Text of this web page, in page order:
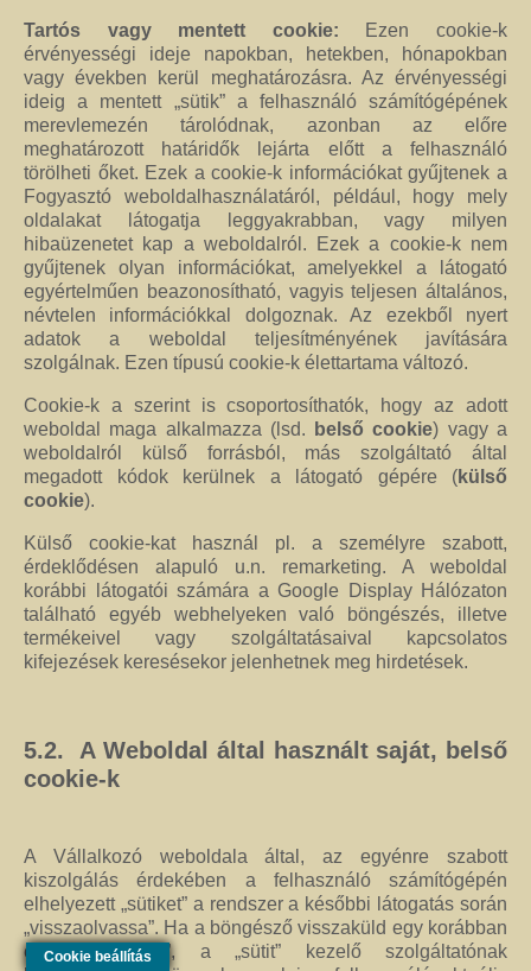
Tartós vagy mentett cookie: Ezen cookie-k
érvényességi ideje napokban, hetekben, hónapokban
vagy években kerül meghatározásra. Az érvényességi
ideig a mentett „sütik” a felhasználó számítógépének
merevlemezén tárolódnak, azonban az előre
meghatározott határidők lejárta előtt a felhasználó
törölheti őket. Ezek a cookie-k információkat gyűjtenek a
Fogyasztó weboldalhasználatáról, például, hogy mely
oldalakat látogatja leggyakrabban, vagy milyen
hibaüzenetet kap a weboldalról. Ezek a cookie-k nem
gyűjtenek olyan információkat, amelyekkel a látogató
egyértelműen beazonosítható, vagyis teljesen általános,
névtelen információkkal dolgoznak. Az ezekből nyert
adatok a weboldal teljesítményének javítására
szolgálnak. Ezen típusú cookie-k élettartama változó.
Cookie-k a szerint is csoportosíthatók, hogy az adott
weboldal maga alkalmazza (lsd.
belső cookie) vagy a
weboldalról külső forrásból, más szolgáltató által
megadott kódok kerülnek a látogató gépére (külső
cookie).
Külső cookie-kat használ pl. a személyre szabott,
érdeklődésen alapuló u.n. remarketing. A weboldal
korábbi látogatói számára a Google Display Hálózaton
található egyéb webhelyeken való böngészés, illetve
termékeivel vagy szolgáltatásaival kapcsolatos
kifejezések keresésekor jelenhetnek meg hirdetések.
5.2. A Weboldal által használt saját, belső
cookie-k
A Vállalkozó weboldala által, az egyénre szabott
kiszolgálás érdekében a felhasználó számítógépén
elhelyezett „sütiket” a rendszer a későbbi látogatás során
„visszaolvassa”. Ha a böngésző visszaküld egy korábban
elmentett „sütit”, a „sütit” kezelő szolgáltatónak
Cookie beállítás